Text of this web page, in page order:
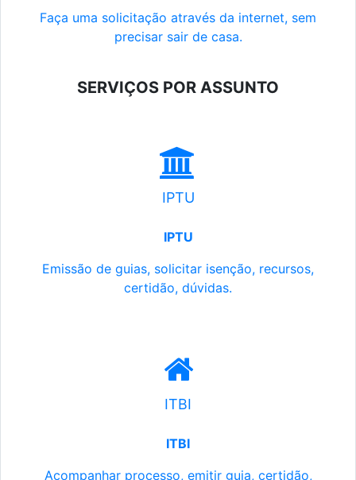
Faça uma solicitação através da internet, sem
precisar sair de casa.
SERVIÇOS POR ASSUNTO
IPTU
IPTU
Emissão de guias, solicitar isenção, recursos,
certidão, dúvidas.
ITBI
ITBI
Acompanhar processo, emitir guia, certidão,